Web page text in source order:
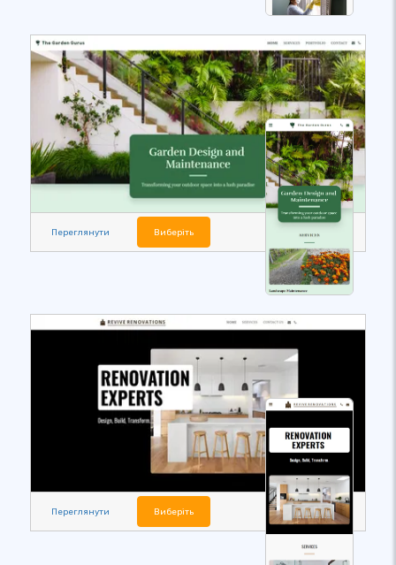
Переглянути Виберіть
Переглянути Виберіть